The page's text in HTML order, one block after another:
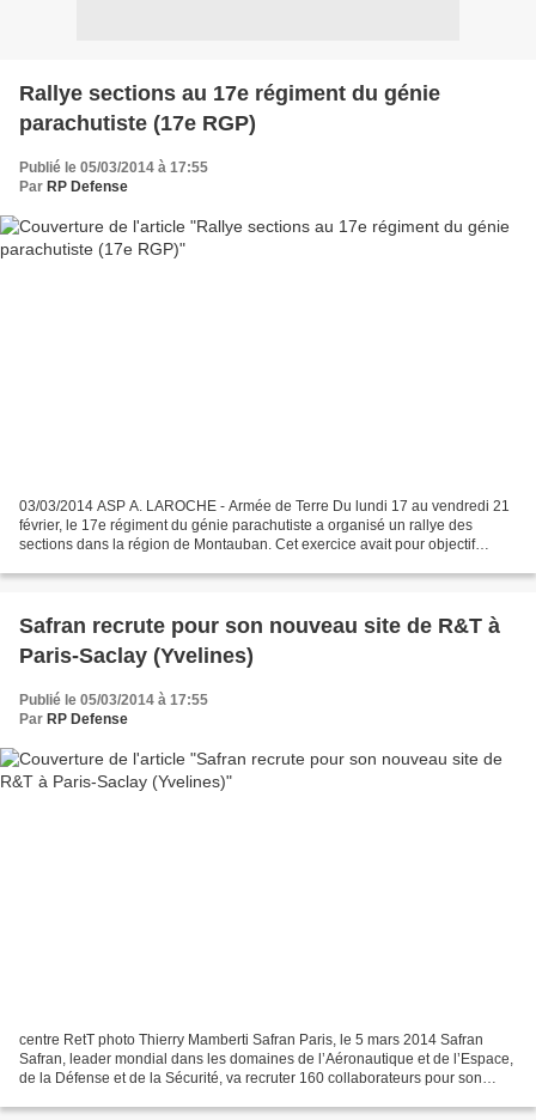
Rallye sections au 17e régiment du génie
parachutiste (17e RGP)
Publié le 05/03/2014 à 17:55
Par RP Defense
03/03/2014 ASP A. LAROCHE - Armée de Terre Du lundi 17 au vendredi 21
février, le 17e régiment du génie parachutiste a organisé un rallye des
sections dans la région de Montauban. Cet exercice avait pour objectif
Safran recrute pour son nouveau site de R&T à
Paris-Saclay (Yvelines)
Publié le 05/03/2014 à 17:55
Par RP Defense
centre RetT photo Thierry Mamberti Safran Paris, le 5 mars 2014 Safran
Safran, leader mondial dans les domaines de l’Aéronautique et de l’Espace,
de la Défense et de la Sécurité, va recruter 160 collaborateurs pour son